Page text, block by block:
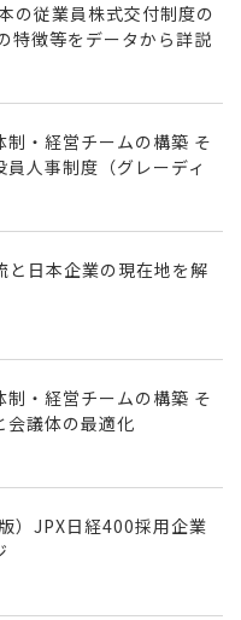
の従業員株式交付制度の
特徴等をデータから詳説
制・経営チームの構築 そ
人事制度（グレーディ
と日本企業の現在地を解
制・経営チームの構築 そ
議体の最適化
）JPX日経400採用企業